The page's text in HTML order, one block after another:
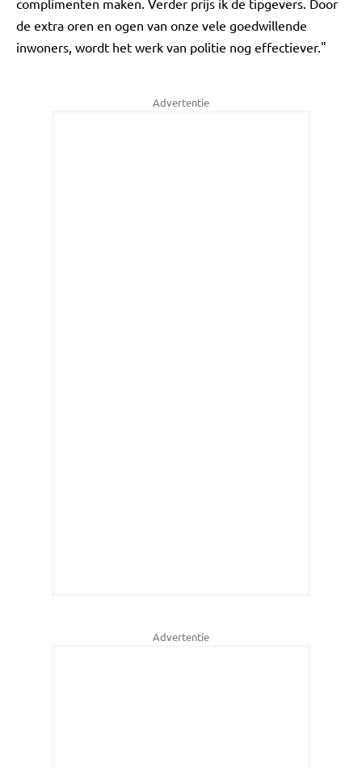
complimenten maken. Verder prijs ik de tipgevers. Door
de extra oren en ogen van onze vele goedwillende
inwoners, wordt het werk van politie nog effectiever."
Advertentie
Advertentie